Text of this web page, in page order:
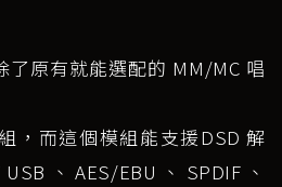
了原有就能選配的 MM/MC 唱
，而這個模組能支援DSD 解
、AES/EBU、SPDIF、